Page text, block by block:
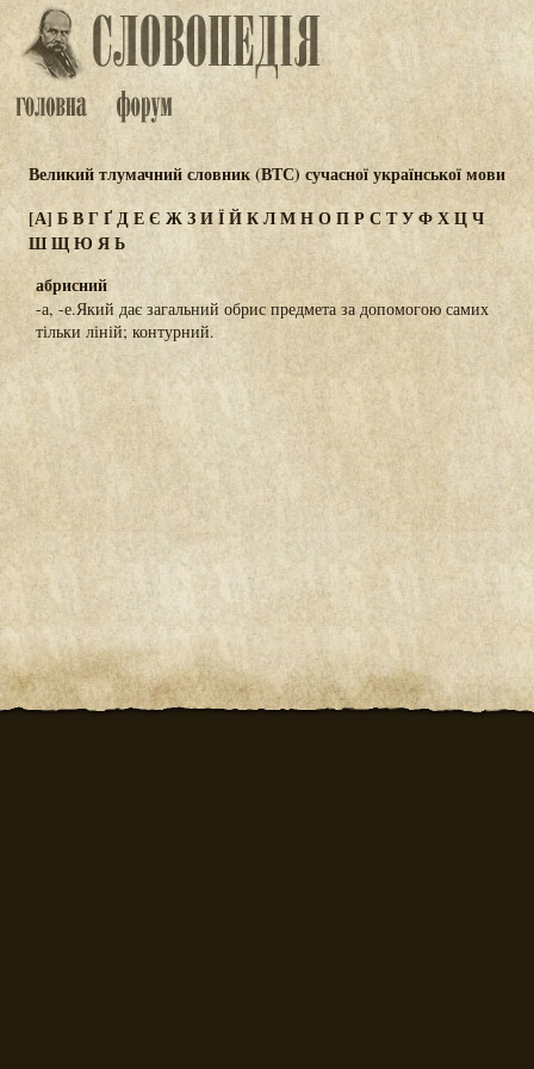
Великий тлумачний словник (ВТС) сучасної української мови
[А] БВГҐДЕЄ ЖЗИЇЙКЛМНОПР СТУФХЦЧ
ШЩЮЯЬ
абрисний
-а, -е.Який дає загальний обрис предмета за допомогою самих
тільки ліній; контурний.